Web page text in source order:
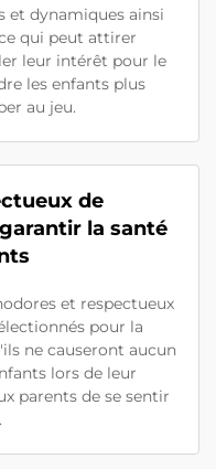
et dynamiques ainsi
qui peut attirer
leur intérêt pour le
les enfants plus
au jeu.
de
la santé
et respectueux
pour la
ne causeront aucun
lors de leur
parents de se sentir